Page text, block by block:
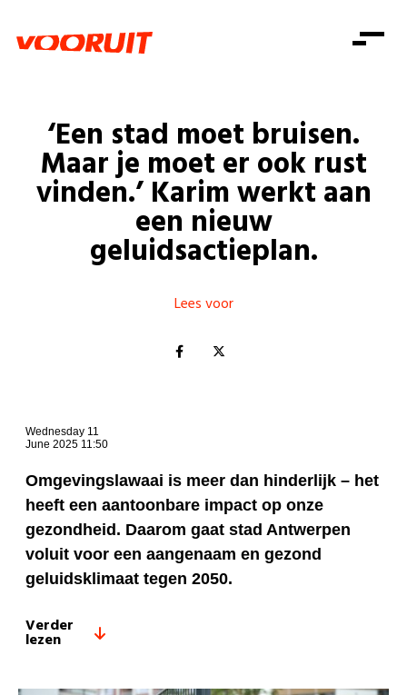
Zorg
Gelijke kansen
Welzijn
Consumentenbescherming
Pensioenen
Onze mensen
Standpunten
Vacatures
Doe mee
Doe mee
Word lid
Mis niets
Shop
Zoeken
Login
Login
Doe mee
‘Een stad moet bruisen.
Maar je moet er ook rust
vinden.’ Karim werkt aan
een nieuw
geluidsactieplan.
Lees voor
Wednesday 11
June 2025 11:50
Omgevingslawaai is meer dan hinderlijk – het
heeft een aantoonbare impact op onze
gezondheid. Daarom gaat stad Antwerpen
voluit voor een aangenaam en gezond
geluidsklimaat tegen 2050.
Verder
lezen